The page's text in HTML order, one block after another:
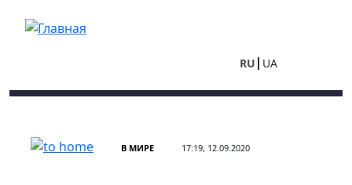
RU UA
В МИРЕ 17:19, 12.09.2020